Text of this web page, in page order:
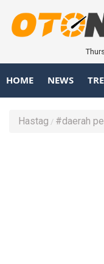
HOME NEWS
Hastag #daerah